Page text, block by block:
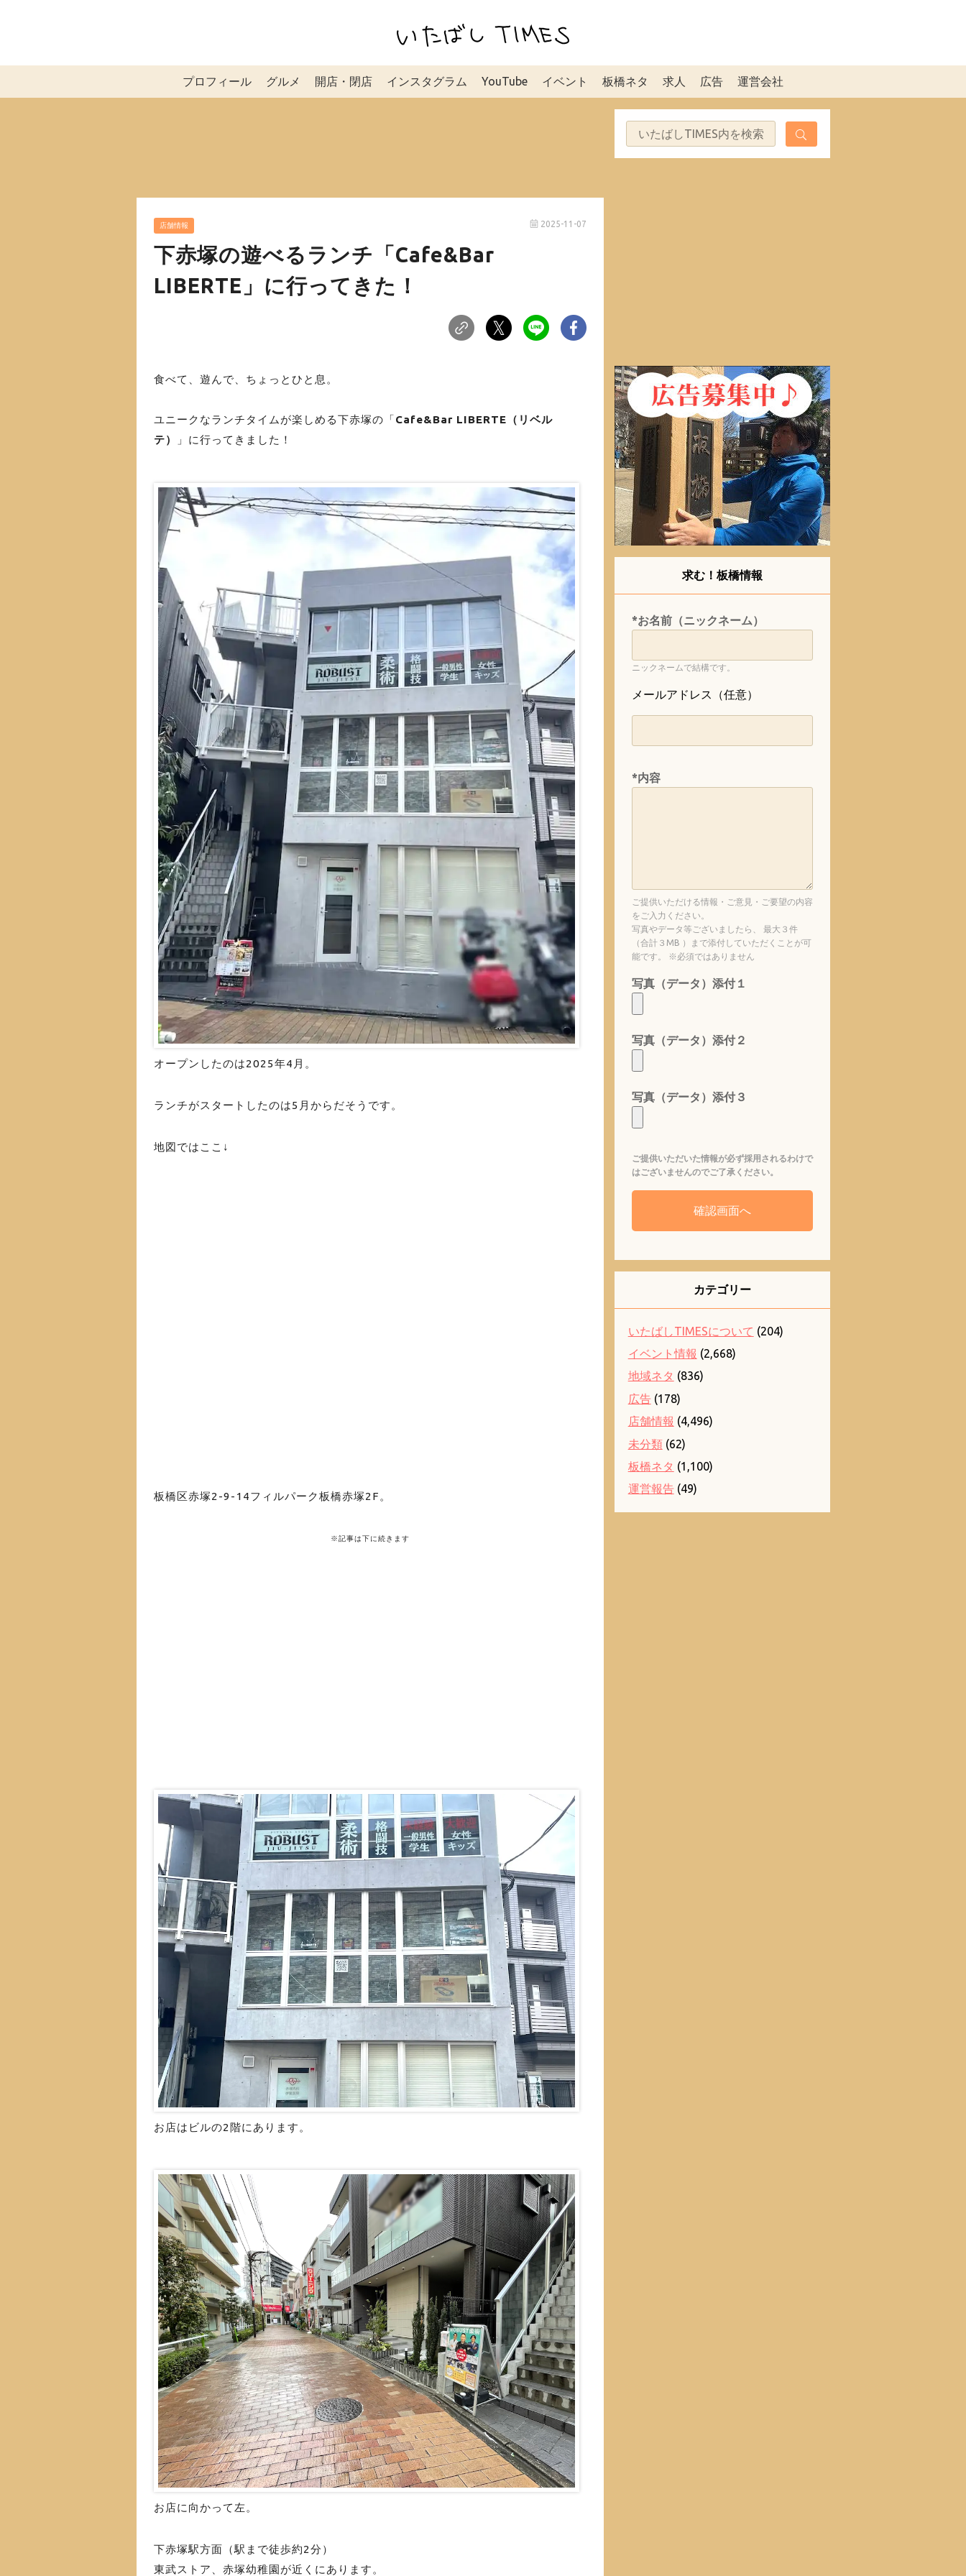
プロフィール グルメ 開店・閉店 インスタグラム YouTube イベント 板橋ネタ 求人 広告 運営会社
店舗情報 2025-11-07
下赤塚の遊べるランチ「Cafe&Bar
LIBERTE」に行ってきた！
食べて、遊んで、ちょっとひと息。
ユニークなランチタイムが楽しめる下赤塚の「Cafe&Bar LIBERTE（リベル
テ）
」に行ってきました！
オープンしたのは2025年4月。
ランチがスタートしたのは5月からだそうです。
地図ではここ↓
板橋区赤塚2-9-14フィルパーク板橋赤塚2F。
※記事は下に続きます
お店はビルの2階にあります。
お店に向かって左。
下赤塚駅方面（駅まで徒歩約2分）
東武ストア、赤塚幼稚園が近くにあります。
求む！板橋情報
*お名前（ニックネーム）
ニックネームで結構です。
メールアドレス（任意）
*内容
ご提供いただける情報・ご意見・ご要望の内容
をご入力ください。
写真やデータ等ございましたら、 最大３件
（合計３MB ）まで添付していただくことが可
能です。 ※必須ではありません
写真（データ）添付１
写真（データ）添付２
写真（データ）添付３
ご提供いただいた情報が必ず採用されるわけで
はございませんのでご了承ください。
カテゴリー
いたばしTIMESについて (204)
イベント情報 (2,668)
地域ネタ (836)
広告(178)
店舗情報 (4,496)
未分類(62)
板橋ネタ (1,100)
運営報告(49)